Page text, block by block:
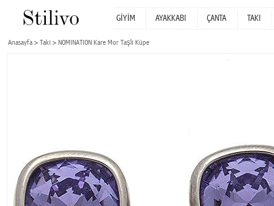
GİYİM AYAKKABI ÇANTA TAKI
Anasayfa Takı NOMINATION Kare Mor Taşlı Küpe